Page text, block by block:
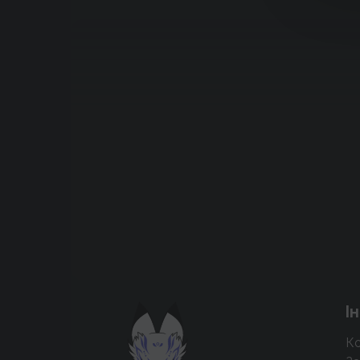
крутих нововведень
Підтримати проєкт